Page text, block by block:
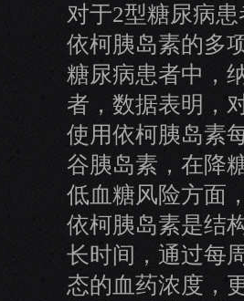
对于2型糖尿病
依柯胰岛素的多
糖尿病患者中，
者，数据表明，
使用依柯胰岛素
谷胰岛素，在降
低血糖风险方面
依柯胰岛素是结
长时间，通过每
态的血药浓度，